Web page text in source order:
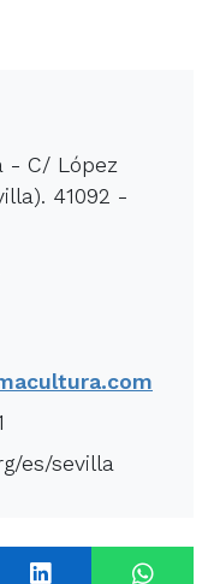
- C/ López
41092 -
es/sevilla
LinkedIn